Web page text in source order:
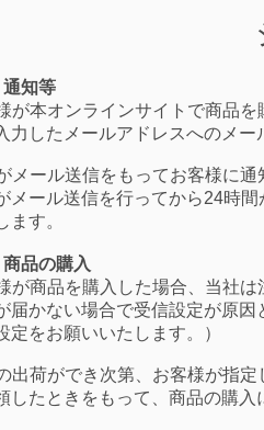
知等
が本オンラインサイトで商品
力したメールアドレスへのメー
メール送信をもってお客様に
メール送信を行ってから24時
ます。
品の購入
が商品を購入した場合、当社
届かない場合で受信設定が原因
定をお願いいたします。）
出荷ができ次第、お客様が指
したときをもって、商品の購入